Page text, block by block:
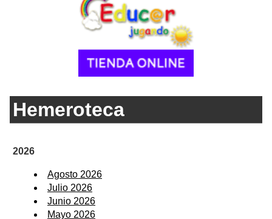
Hemeroteca
2026
Agosto 2026
Julio 2026
Junio 2026
Mayo 2026